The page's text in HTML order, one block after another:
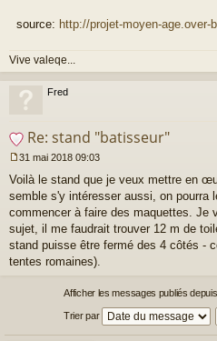
source: http://projet-moyen-age.over-
Vive valeqe...
Fred
Re: stand "batisseur"
e
s
s
a
g
e
n
31 mai 2018 09:03
Voilà le stand que je veux mettre en
semble s'y intéresser aussi, on pourra
commencer à faire des maquettes. Je
sujet, il me faudrait trouver 12 m de
stand puisse être fermé des 4 côtés -
tentes romaines).
Afficher les messages publiés
Trier par